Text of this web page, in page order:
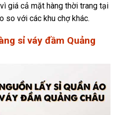
giá cả mặt hàng thời trang tại
so với các khu chợ khác.
sỉ váy đầm Quảng